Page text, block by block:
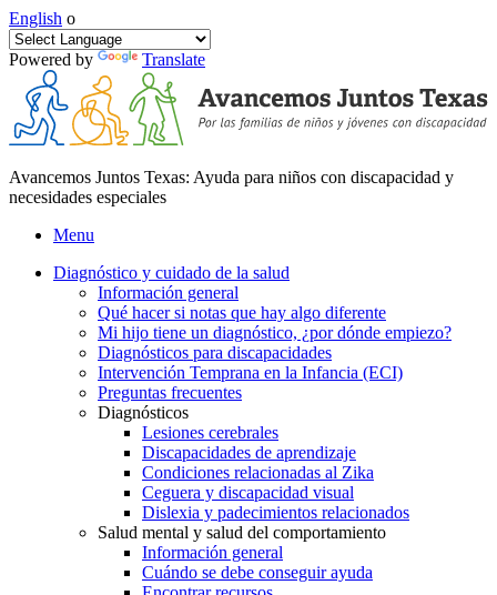
English o
Powered by Translate
Avancemos Juntos Texas: Ayuda para niños con discapacidad y
necesidades especiales
Menu
Diagnóstico y cuidado de la salud
Información general
Qué hacer si notas que hay algo diferente
Mi hijo tiene un diagnóstico, ¿por dónde empiezo?
Diagnósticos para discapacidades
Intervención Temprana en la Infancia (ECI)
Preguntas frecuentes
Diagnósticos
Lesiones cerebrales
Discapacidades de aprendizaje
Condiciones relacionadas al Zika
Ceguera y discapacidad visual
Dislexia y padecimientos relacionados
Salud mental y salud del comportamiento
Información general
Cuándo se debe conseguir ayuda